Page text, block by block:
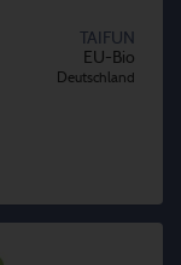
TAIFUN
EU-Bio
Deutschland